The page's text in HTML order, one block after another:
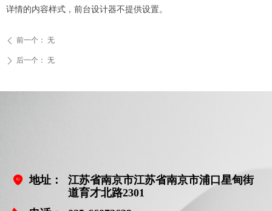
详情的内容样式，前台设计器不提供设置。
ꄴ 前一个： 无
ꄲ 后一个： 无
地址：
江苏省南京市江苏省南京市浦口星甸街
道育才北路2301